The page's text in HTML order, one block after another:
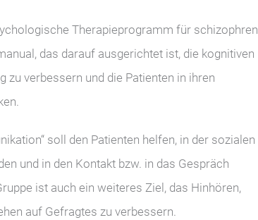
Therapieprogramm für schizophren
das darauf ausgerichtet ist, die kognitiven
zu verbessern und die Patienten in ihren
soll den Patienten helfen, in der sozialen
und in den Kontakt bzw. in das Gespräch
ist auch ein weiteres Ziel, das Hinhören,
auf Gefragtes zu verbessern.